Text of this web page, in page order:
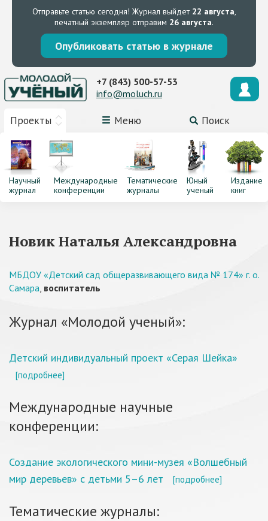
Отправьте статью сегодня! Журнал выйдет 22 августа,
печатный экземпляр отправим 26 августа.
Опубликовать статью в журнале
Проекты Меню Поиск
+7 (843) 500-57-53
info@moluch.ru
Научный
журнал
Международные
конференции
Тематические
журналы
Юный
ученый
Издание
книг
Новик Наталья Александровна
МБДОУ «Детский сад общеразвивающего вида № 174» г. о.
Самара, воспитатель
Журнал «Молодой ученый»:
Детский индивидуальный проект «Серая Шейка»
[подробнее]
Международные научные
конференции:
Создание экологического мини-музея «Волшебный
мир деревьев» c детьми 5–6 лет
[подробнее]
Тематические журналы: